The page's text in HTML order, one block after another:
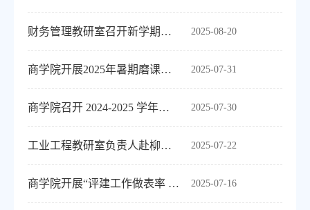
2025-08-20
财务管理教研室召开新学期工作会议
2025-07-31
商学院开展2025年暑期磨课活动
2025-07-30
商学院召开 2024-2025 学年第二学期青年教师助课工作总结会
2025-07-22
工业工程教研室负责人赴柳州开展人才培养专题研讨
2025-07-16
商学院开展“评建工作做表率 我为信科做贡献”毕业论文归档专项检查